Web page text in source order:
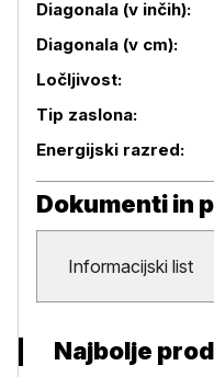
Podrobnosti izdelka
Diagonala (v inčih):
Diagonala (v cm):
Ločljivost:
Tip zaslona:
Energijski razred:
Dokumenti in
Dokumenti in priloge
Informacijski list
Najbolje